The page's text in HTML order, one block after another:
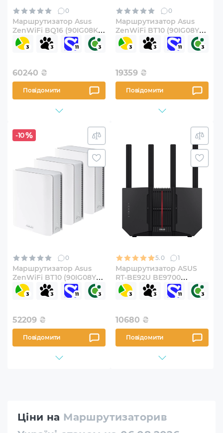
0
Маршрутизатор Asus
ZenWiFi BQ16 (90IG08K0-
MO3N4V) 3-pack
60240 ₴
Повідомити
0
Маршрутизатор Asus
ZenWiFi BT10 (90IG08Y0-
MO3C60)
19359 ₴
Повідомити
-10
0
Маршрутизатор Asus
ZenWiFi BT10 (90IG08Y0-
MO3C20) 3-pack
52209 ₴
Повідомити
5.0 1
Маршрутизатор ASUS
RT-BE92U BE9700
(90IG0950-MO9A0V)
10680 ₴
Повідомити
Ціни на Маршрутизаторив